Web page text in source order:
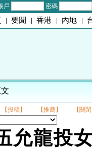
戶 密碼
| 要聞 | 香港 | 內地 |
【投稿】 【推薦】 【關
允龍投